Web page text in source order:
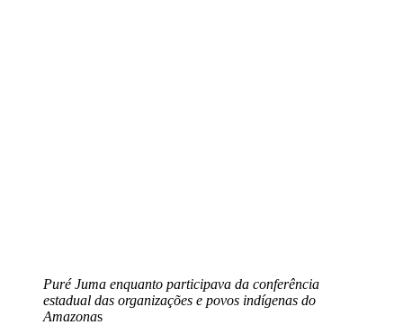
Puré Juma enquanto participava da conferência
estadual das organizações e povos indígenas do
Amazonas